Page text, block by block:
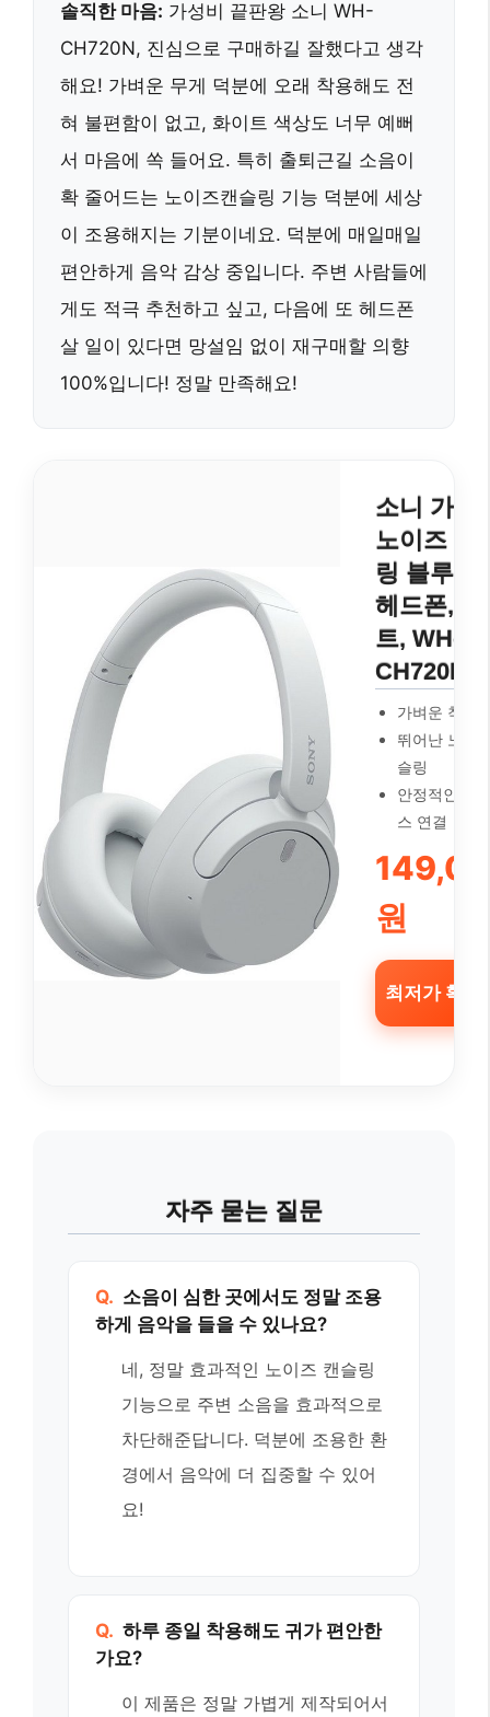
솔직한 마음: 가성비 끝판왕 소니 WH-
CH720N, 진심으로 구매하길 잘했다고 생각
해요! 가벼운 무게 덕분에 오래 착용해도 전
혀 불편함이 없고, 화이트 색상도 너무 예뻐
서 마음에 쏙 들어요. 특히 출퇴근길 소음이
확 줄어드는 노이즈캔슬링 기능 덕분에 세상
이 조용해지는 기분이네요. 덕분에 매일매일
편안하게 음악 감상 중입니다. 주변 사람들에
게도 적극 추천하고 싶고, 다음에 또 헤드폰
살 일이 있다면 망설임 없이 재구매할 의향
100%입니다! 정말 만족해요!
소니 가벼
노이즈 캔
링 블루투
헤드폰, 화
트, WH-
CH720N
가벼운 착용
뛰어난 노이
슬링
안정적인 블
스 연결
원
최저가 확
자주 묻는 질문
Q. 소음이 심한 곳에서도 정말 조용
하게 음악을 들을 수 있나요?
네, 정말 효과적인 노이즈 캔슬링
기능으로 주변 소음을 효과적으로
차단해준답니다. 덕분에 조용한 환
경에서 음악에 더 집중할 수 있어
요!
Q. 하루 종일 착용해도 귀가 편안한
가요?
이 제품은 정말 가볍게 제작되어서